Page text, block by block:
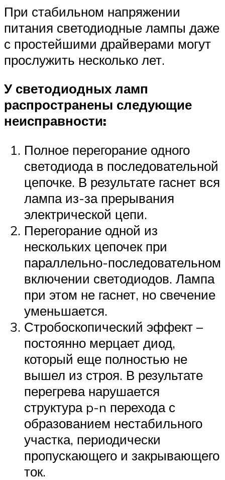
При стабильном напряжении
питания светодиодные лампы даже
с простейшими драйверами могут
прослужить несколько лет.
У светодиодных ламп
распространены следующие
неисправности:
Полное перегорание одного
светодиода в последовательной
цепочке. В результате гаснет вся
лампа из-за прерывания
электрической цепи.
Перегорание одной из
нескольких цепочек при
параллельно-последовательном
включении светодиодов. Лампа
при этом не гаснет, но свечение
уменьшается.
Стробоскопический эффект –
постоянно мерцает диод,
который еще полностью не
вышел из строя. В результате
перегрева нарушается
структура p-n перехода с
образованием нестабильного
участка, периодически
пропускающего и закрывающего
ток.